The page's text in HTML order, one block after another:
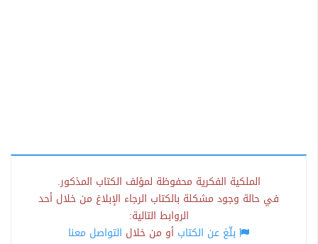
الملكية الفكرية محفوظة لمؤلف الكتاب المذكور.
في حالة وجود مشكلة بالكتاب الرجاء الإبلاغ من خلال أحد
الروابط التالية:
بلّغ عن الكتاب أو من خلال التواصل معنا